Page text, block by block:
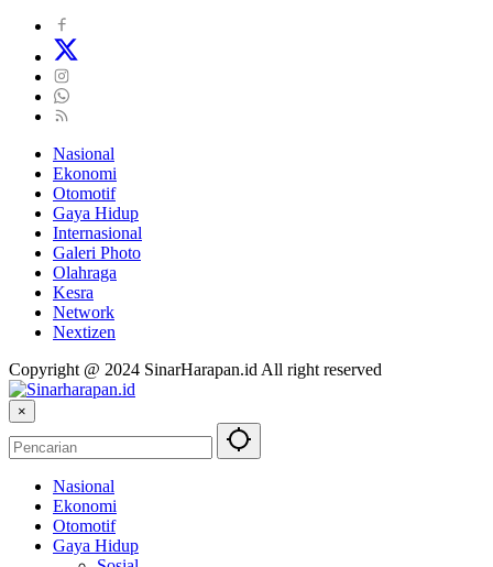
Nasional
Ekonomi
Otomotif
Gaya Hidup
Internasional
Galeri Photo
Olahraga
Kesra
Network
Nextizen
Copyright @ 2024 SinarHarapan.id All right reserved
×
Nasional
Ekonomi
Otomotif
Gaya Hidup